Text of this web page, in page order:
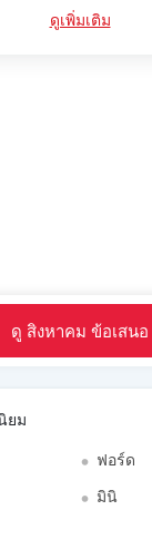
อนหลัง
ารตอนหลัง
านหลัง
ถ
อมูลจำเพาะ
ดูเพิ่มเติม
ดู สิงหาคม ข้อเสนอ
นต์
ยม
ฟอร์ด
มินิ